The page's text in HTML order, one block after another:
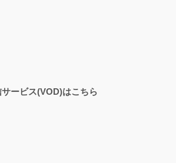
ービス(VOD)はこちら